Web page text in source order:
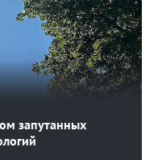
запутанных